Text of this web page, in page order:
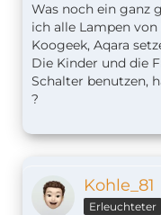
Was noch ein ganz
ich alle Lampen
Koogeek, Aqara
Die Kinder und die
Schalter benutzen,
?
Kohle_81
Erleuchteter